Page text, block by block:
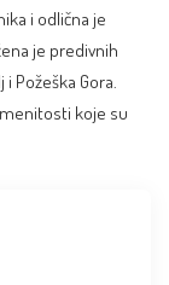
i odlična je
je predivnih
i Požeška Gora.
koje su